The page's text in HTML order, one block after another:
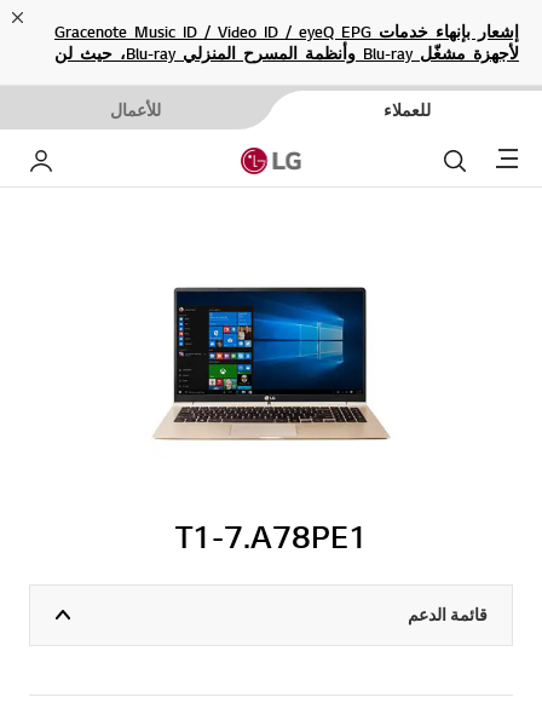
إشعار بإنهاء خدمات Gracenote Music ID / Video ID / eyeQ EPG
لأجهزة مشغّل Blu-ray وأنظمة المسرح المنزلي Blu-ray، حيث لن
للعملاء للأعمال
Menu بحث
T1-7.A78PE1
قائمة الدعم